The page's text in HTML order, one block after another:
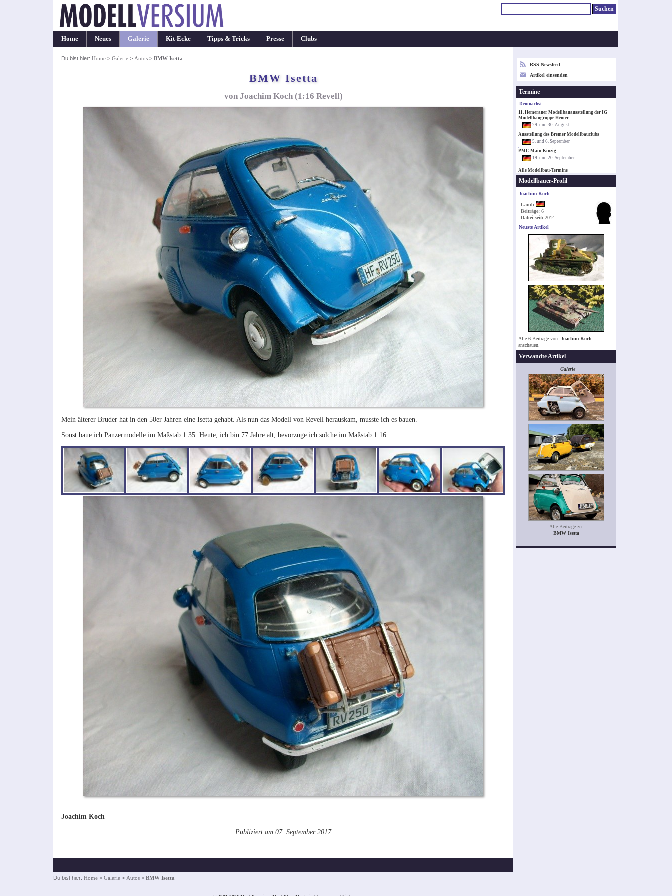
Home Neues Galerie Kit-Ecke Tipps & Tricks Presse Clubs
Du bist hier: Home> Galerie> Autos> BMW Isetta
BMW Isetta
von Joachim Koch (1:16 Revell)
Mein älterer Bruder hat in den 50er Jahren eine Isetta gehabt. Als nun das Modell von Revell herauskam, musste ich es bauen.
Sonst baue ich Panzermodelle im Maßstab 1:35. Heute, ich bin 77 Jahre alt, bevorzuge ich solche im Maßstab 1:16.
Joachim Koch
Publiziert am 07. September 2017
Du bist hier: Home > Galerie > Autos > BMW Isetta
RSS-Newsfeed
Artikel einsenden
Termine
Demnächst:
11. Hemeraner Modellbauausstellung der IG
Modellbaugruppe Hemer
29. und 30. August
Ausstellung des Bremer Modellbauclubs
5. und 6. September
PMC Main-Kinzig
19. und 20. September
Alle Modellbau-Termine
Modellbauer-Profil
Joachim Koch
Land:
Beiträge: 6
Dabei seit: 2014
Neuste Artikel
Alle 6 Beiträge von Joachim Koch
anschauen.
Verwandte Artikel
Galerie
Alle Beiträge zu:
BMW Isetta